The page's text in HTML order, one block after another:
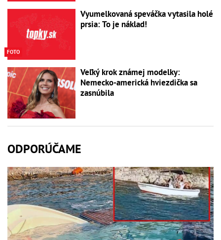
FOTO
Vyumelkovaná speváčka vytasila holé
prsia: To je náklad!
Veľký krok známej modelky:
Nemecko-americká hviezdička sa
zasnúbila
ODPORÚČAME